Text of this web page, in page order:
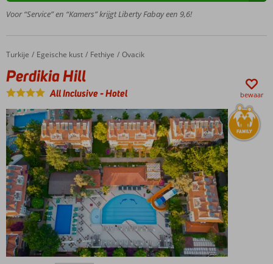
aquapark
diverse
en bars
Ontspannen
in het Spa
Center
Op en
top
genieten
met het
hele
gezin
Voor “Service” en “Kamers” krijgt Liberty Fabay een 9,6!
Home
Turkije Egeische kust Fethiye Ovacik
Perdikia Hill
Perdikia Hill
All Inclusive-Hotel bewaar